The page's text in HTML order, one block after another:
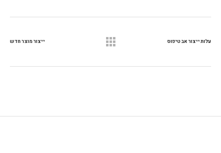
עלות ייצור אב טיפוס ייצור מוצר חדש